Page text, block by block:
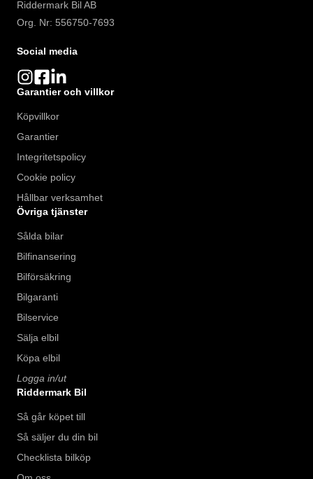
Riddermark Bil AB
Org. Nr: 556750-7693
Social media
Garantier och villkor
Köpvillkor
Garantier
Integritetspolicy
Cookie policy
Hållbar verksamhet
Övriga tjänster
Sålda bilar
Bilfinansering
Bilförsäkring
Bilgaranti
Bilservice
Sälja elbil
Köpa elbil
Logga in/ut
Riddermark Bil
Så går köpet till
Så säljer du din bil
Checklista bilköp